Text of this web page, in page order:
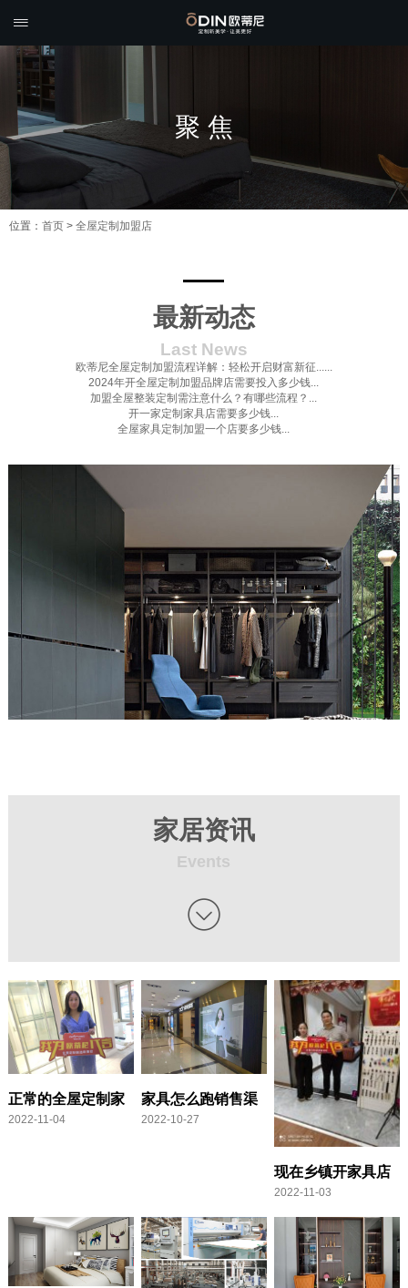

聚 焦
位置： 首页 > 全屋定制加盟店
最新动态
Last News
欧蒂尼全屋定制加盟流程详解：轻松开启财富新征......
2024年开全屋定制加盟品牌店需要投入多少钱...
加盟全屋整装定制需注意什么？有哪些流程？...
开一家定制家具店需要多少钱...
全屋家具定制加盟一个店要多少钱...
家居资讯
Events

正常的全屋定制家
具一年利润大概有
2022-11-04
家具怎么跑销售渠
道 家具营销案例
2022-10-27
现在乡镇开家具店
赚钱吗 一个家具店
一年赚多少
2022-11-03